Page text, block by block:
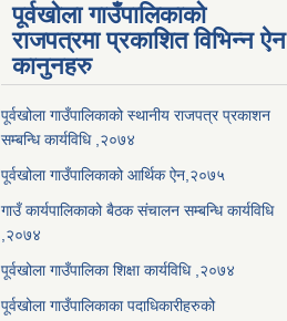
पूर्वखोला गाउँपालिकाको
राजपत्रमा प्रकाशित विभिन्न ऐन
कानुनहरु
पूर्वखोला गाउँपालिकाको स्थानीय राजपत्र प्रकाशन
सम्बन्धि कार्यविधि ,२०७४
पूर्वखोला गाउँपालिकाको आर्थिक ऐन,२०७५
गाउँ कार्यपालिकाको बैठक संचालन सम्बन्धि कार्यविधि
,२०७४
पूर्वखोला गाउँपालिका शिक्षा कार्यविधि ,२०७४
पूर्वखोला गाउँपालिकाका पदाधिकारीहरुको